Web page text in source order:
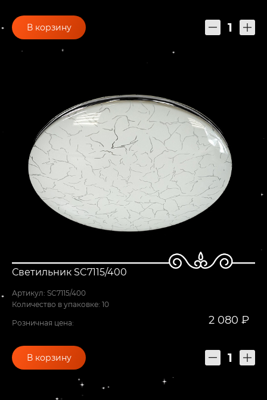
В корзину
Светильник SC7115/400
Артикул: SC7115/400
Количество в упаковке: 10
Розничная цена: 2 080 ₽
В корзину